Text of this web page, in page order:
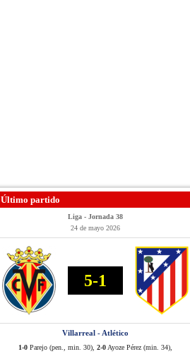
Último partido
Liga - Jornada 38
24 de mayo 2026
5-1
Villarreal - Atlético
1-0 Parejo (pen., min. 30), 2-0 Ayoze Pérez (min. 34),